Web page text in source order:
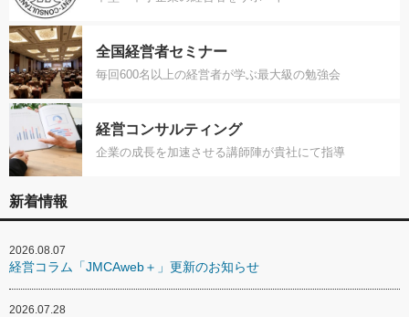
全国経営者セミナー
毎回600名以上の経営者が学ぶ最大級の勉強会
経営コンサルティング
企業の成長を加速させる講師陣が貴社にて指導
新着情報
2026.08.07
経営コラム「JMCAweb＋」更新のお知らせ
2026.07.28